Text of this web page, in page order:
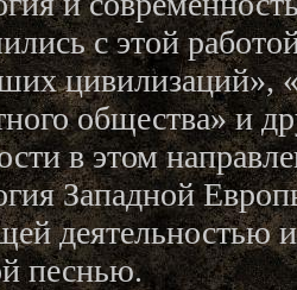
с этой
цивилизаций»,
общества» и
в этом
Западной
деятельностью
песнью.